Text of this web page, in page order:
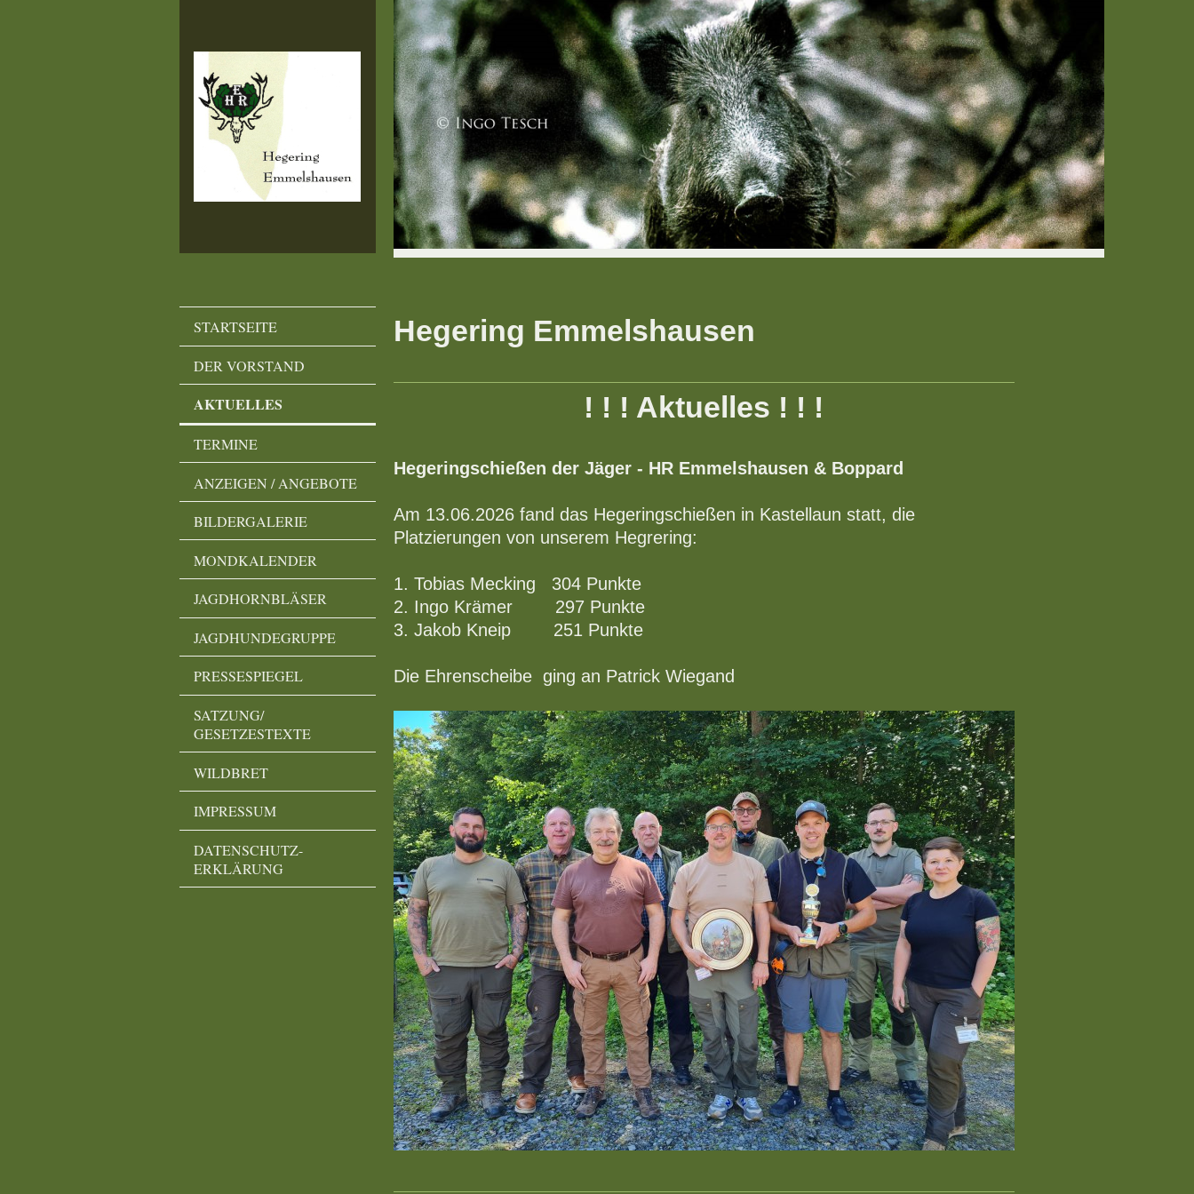
STARTSEITE
DER VORSTAND
AKTUELLES
TERMINE
ANZEIGEN / ANGEBOTE
BILDERGALERIE
MONDKALENDER
JAGDHORNBLÄSER
JAGDHUNDEGRUPPE
PRESSESPIEGEL
SATZUNG/
GESETZESTEXTE
WILDBRET
IMPRESSUM
DATENSCHUTZ-
ERKLÄRUNG
Hegering Emmelshausen
! ! ! Aktuelles ! ! !
Hegeringschießen der Jäger - HR Emmelshausen & Boppard
Am 13.06.2026 fand das Hegeringschießen in Kastellaun statt, die
Platzierungen von unserem Hegrering:
1. Tobias Mecking 304 Punkte
2. Ingo Krämer 297 Punkte
3. Jakob Kneip 251 Punkte
Die Ehrenscheibe ging an Patrick Wiegand